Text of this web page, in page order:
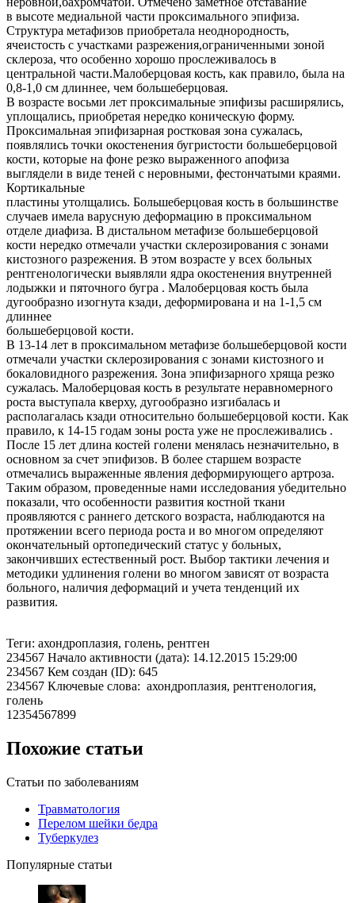
в высоте медиальной части проксимального эпифиза.
Структура метафизов приобретала неоднородность,
ячеистость с участками разрежения,ограниченными зоной
склероза, что особенно хорошо прослеживалось в
центральной части.Малоберцовая кость, как правило, была на
0,8-1,0 см длиннее, чем большеберцовая.
В возрасте восьми лет проксимальные эпифизы расширялись,
уплощались, приобретая нередко коническую форму.
Проксимальная эпифизарная ростковая зона сужалась,
появлялись точки окостенения бугристости большеберцовой
кости, которые на фоне резко выраженного апофиза
выглядели в виде теней с неровными, фестончатыми краями.
Кортикальные
пластины утолщались. Большеберцовая кость в большинстве
случаев имела варусную деформацию в проксимальном
отделе диафиза. В дистальном метафизе большеберцовой
кости нередко отмечали участки склерозирования с зонами
кистозного разрежения. В этом возрасте у всех больных
рентгенологически выявляли ядра окостенения внутренней
лодыжки и пяточного бугра . Малоберцовая кость была
дугообразно изогнута кзади, деформирована и на 1-1,5 см
длиннее
большеберцовой кости.
В 13-14 лет в проксимальном метафизе большеберцовой кости
отмечали участки склерозирования с зонами кистозного и
бокаловидного разрежения. Зона эпифизарного хряща резко
сужалась. Малоберцовая кость в результате неравномерного
роста выступала кверху, дугообразно изгибалась и
располагалась кзади относительно большеберцовой кости. Как
правило, к 14-15 годам зоны роста уже не прослеживались .
После 15 лет длина костей голени менялась незначительно, в
основном за счет эпифизов. В более старшем возрасте
отмечались выраженные явления деформирующего артроза.
Таким образом, проведенные нами исследования убедительно
показали, что особенности развития костной ткани
проявляются с раннего детского возраста, наблюдаются на
протяжении всего периода роста и во многом определяют
окончательный ортопедический статус у больных,
закончивших естественный рост. Выбор тактики лечения и
методики удлинения голени во многом зависят от возраста
больного, наличия деформаций и учета тенденций их
развития.
Теги: ахондроплазия, голень, рентген
234567 Начало активности (дата): 14.12.2015 15:29:00
234567 Кем создан (ID): 645
234567 Ключевые слова: ахондроплазия, рентгенология,
голень
12354567899
Похожие статьи
Статьи по заболеваниям
Травматология
Перелом шейки бедра
Туберкулез
Популярные статьи